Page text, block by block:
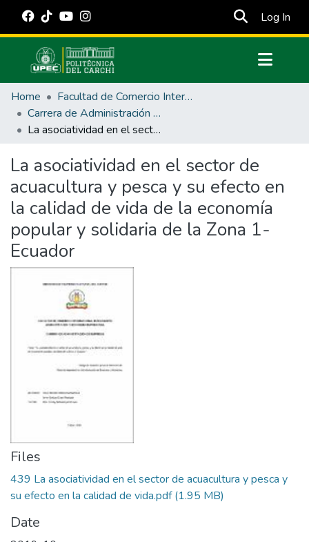
Log In
Communities & Collections
All of DSpace
Statistics
Estadísticas Externas
Manuales
Home
Facultad de Comercio Internacional, Integración, Administración y Economía Empresarial
Carrera de Administración de Empresas y Marketing
La asociatividad en el sector de acuacultura y pesca y su efecto en la calidad de vida de la economía popular y solidaria de la Zona 1- Ecuador
La asociatividad en el sector de
acuacultura y pesca y su efecto en
la calidad de vida de la economía
popular y solidaria de la Zona 1-
Ecuador
Files
439 La asociatividad en el sector de acuacultura y pesca y
su efecto en la calidad de vida.pdf(1.95 MB)
Date